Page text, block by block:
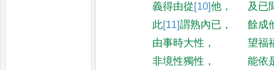
義得由從[10]他 ，
及已
此[11]謂熟內已 ，
餘成
由事時大性 ，
望福
非境性獨性 ， 能依